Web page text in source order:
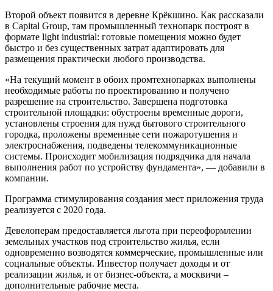
Второй объект появится в деревне Крёкшино. Как рассказали
в Capital Group, там промышленный технопарк построят в
формате light industrial: готовые помещения можно будет
быстро и без существенных затрат адаптировать для
размещения практически любого производства.
«На текущий момент в обоих промтехнопарках выполнены
необходимые работы по проектированию и получено
разрешение на строительство. Завершена подготовка
строительной площадки: обустроены временные дороги,
установлены строения для нужд бытового строительного
городка, проложены временные сети пожаротушения и
электроснабжения, подведены телекоммуникационные
системы. Происходит мобилизация подрядчика для начала
выполнения работ по устройству фундамента», — добавили в
компании.
Программа стимулирования создания мест приложения труда
реализуется с 2020 года.
Девелоперам предоставляется льгота при переоформлении
земельных участков под строительство жилья, если
одновременно возводятся коммерческие, промышленные или
социальные объекты. Инвестор получает доходы и от
реализации жилья, и от бизнес-объекта, а москвичи –
дополнительные рабочие места.